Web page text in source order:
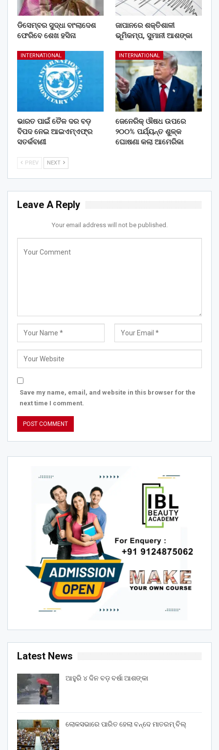
ଡିସେମ୍ବର ସୁଦ୍ଧା ବାଂଲାଦେଶ
ଫେରିବେ ଶେଖ ହସିନା
ଜାପାନରେ ଶକ୍ତିଶାଳୀ
ଭୂମିକମ୍ପ, ସୁମାନୀ ଆଶଙ୍କା
INTERNATIONAL
ଭାରତ ପାଇଁ ତୈଳ ଦର ବଡ଼
ବିପଦ ନେଇ ଆଇଏମ୍‌ଏଫ୍‌ର
ସତର୍କବାଣୀ
INTERNATIONAL
ଜେନେରିକ୍ ଔଷଧ ଉପରେ
୨୦୦% ପର୍ଯ୍ୟନ୍ତ ଶୁଳ୍କ
ଘୋଷଣା କଲା ଆମେରିକା
PREV NEXT
Leave A Reply
Your email address will not be published.
Save my name, email, and website in this browser for the
next time I comment.
Latest News
ଆହୁରି ୪ ଦିନ ବଡ଼ ବର୍ଷା ଆଶଙ୍କା
ଲୋକସଭାରେ ପାରିତ ହେଲା ବନ୍ଦେ ମାତରମ୍‌ ବିଲ୍‌